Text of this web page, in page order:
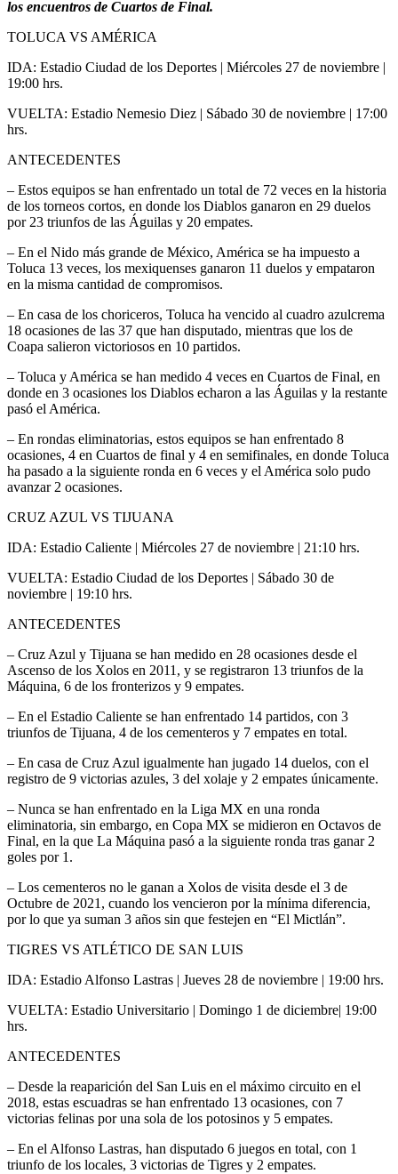
los encuentros de Cuartos de Final.
TOLUCA VS AMÉRICA
IDA: Estadio Ciudad de los Deportes | Miércoles 27 de noviembre |
19:00 hrs.
VUELTA: Estadio Nemesio Diez | Sábado 30 de noviembre | 17:00
hrs.
ANTECEDENTES
– Estos equipos se han enfrentado un total de 72 veces en la historia
de los torneos cortos, en donde los Diablos ganaron en 29 duelos
por 23 triunfos de las Águilas y 20 empates.
– En el Nido más grande de México, América se ha impuesto a
Toluca 13 veces, los mexiquenses ganaron 11 duelos y empataron
en la misma cantidad de compromisos.
– En casa de los choriceros, Toluca ha vencido al cuadro azulcrema
18 ocasiones de las 37 que han disputado, mientras que los de
Coapa salieron victoriosos en 10 partidos.
– Toluca y América se han medido 4 veces en Cuartos de Final, en
donde en 3 ocasiones los Diablos echaron a las Águilas y la restante
pasó el América.
– En rondas eliminatorias, estos equipos se han enfrentado 8
ocasiones, 4 en Cuartos de final y 4 en semifinales, en donde Toluca
ha pasado a la siguiente ronda en 6 veces y el América solo pudo
avanzar 2 ocasiones.
CRUZ AZUL VS TIJUANA
IDA: Estadio Caliente | Miércoles 27 de noviembre | 21:10 hrs.
VUELTA: Estadio Ciudad de los Deportes | Sábado 30 de
noviembre | 19:10 hrs.
ANTECEDENTES
– Cruz Azul y Tijuana se han medido en 28 ocasiones desde el
Ascenso de los Xolos en 2011, y se registraron 13 triunfos de la
Máquina, 6 de los fronterizos y 9 empates.
– En el Estadio Caliente se han enfrentado 14 partidos, con 3
triunfos de Tijuana, 4 de los cementeros y 7 empates en total.
– En casa de Cruz Azul igualmente han jugado 14 duelos, con el
registro de 9 victorias azules, 3 del xolaje y 2 empates únicamente.
– Nunca se han enfrentado en la Liga MX en una ronda
eliminatoria, sin embargo, en Copa MX se midieron en Octavos de
Final, en la que La Máquina pasó a la siguiente ronda tras ganar 2
goles por 1.
– Los cementeros no le ganan a Xolos de visita desde el 3 de
Octubre de 2021, cuando los vencieron por la mínima diferencia,
por lo que ya suman 3 años sin que festejen en “El Mictlán”.
TIGRES VS ATLÉTICO DE SAN LUIS
IDA: Estadio Alfonso Lastras | Jueves 28 de noviembre | 19:00 hrs.
VUELTA: Estadio Universitario | Domingo 1 de diciembre| 19:00
hrs.
ANTECEDENTES
– Desde la reaparición del San Luis en el máximo circuito en el
2018, estas escuadras se han enfrentado 13 ocasiones, con 7
victorias felinas por una sola de los potosinos y 5 empates.
– En el Alfonso Lastras, han disputado 6 juegos en total, con 1
triunfo de los locales, 3 victorias de Tigres y 2 empates.